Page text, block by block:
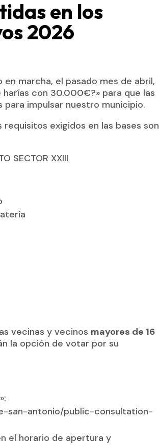
en los
2026
marcha, el pasado mes de abril,
harías con 30.000€?» para que las
impulsar nuestro municipio.
exigidos en las bases son
SECTOR XXIII
vecinas y vecinos mayores de 16
la opción de votar por su
san-antonio/public-consultation-
el horario de apertura y